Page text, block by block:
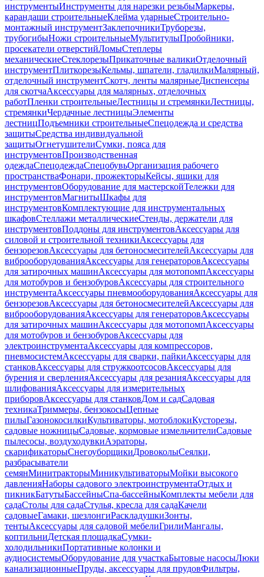
инструментыИнструменты для нарезки резьбыМаркеры,
карандаши строительныеКлейма ударныеСтроительно-
монтажный инструментЗаклепочникиТруборезы,
трубогибыНожи строительныеМультитулыПробойники,
просекатели отверстийЛомыСтеплеры
механическиеСтеклорезыПрикаточные валикиОтделочный
инструментПлиткорезыКельмы, шпатели, гладилкиМалярный,
отделочный инструментСкотч, ленты малярныеДиспенсеры
для скотчаАксессуары для малярных, отделочных
работПленки строительныеЛестницы и стремянкиЛестницы,
стремянкиЧердачные лестницыЭлементы
лестницПодъемники строительныеСпецодежда и средства
защитыСредства индивидуальной
защитыОгнетушителиСумки, пояса для
инструментовПроизводственная
одеждаСпецодеждаСпецобувьОрганизация рабочего
пространстваФонари, прожекторыКейсы, ящики для
инструментовОборудование для мастерскойТележки для
инструментовМагнитыШкафы для
инструментовКомплектующие для инструментальных
шкафовСтеллажи металлическиеСтенды, держатели для
инструментовПоддоны для инструментовАксессуары для
силовой и строительной техникиАксессуары для
бензорезовАксессуары для бетоносмесителейАксессуары для
виброоборудованияАксессуары для генераторовАксессуары
для затирочных машинАксессуары для мотопомпАксессуары
для мотобуров и бензобуровАксессуары для строительного
инструментаАксессуары пневмооборудованияАксессуары для
бензорезовАксессуары для бетоносмесителейАксессуары для
виброоборудованияАксессуары для генераторовАксессуары
для затирочных машинАксессуары для мотопомпАксессуары
для мотобуров и бензобуровАксессуары для
электроинструментаАксессуары для компрессоров,
пневмосистемАксессуары для сварки, пайкиАксессуары для
станковАксессуары для стружкоотсосовАксессуары для
бурения и сверленияАксессуары для резанияАксессуары для
шлифованияАксессуары для измерительных
приборовАксессуары для станковДом и садСадовая
техникаТриммеры, бензокосыЦепные
пилыГазонокосилкиКультиваторы, мотоблокиКусторезы,
садовые ножницыСадовые, кормовые измельчителиСадовые
пылесосы, воздуходувкиАэраторы,
скарификаторыСнегоуборщикиДровоколыСеялки,
разбрасыватели
семянМинитракторыМиникультиваторыМойки высокого
давленияНаборы садового электроинструментаОтдых и
пикникБатутыБассейныСпа-бассейныКомплекты мебели для
садаСтолы для садаСтулья, кресла для садаКачели
садовыеГамаки, шезлонгиРаскладушкиЗонты,
тентыАксессуары для садовой мебелиГрилиМангалы,
коптильниДетская площадкаСумки-
холодильникиПортативные колонки и
аудиосистемыОборудование для участкаБытовые насосыЛюки
канализационныеПруды, аксессуары для прудовФильтры,